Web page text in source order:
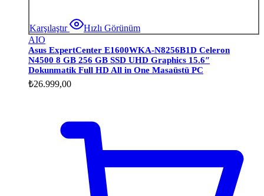
Karşılaştır
Hızlı Görünüm
AIO
Asus ExpertCenter E1600WKA-N8256B1D Celeron
N4500 8 GB 256 GB SSD UHD Graphics 15.6″
Dokunmatik Full HD All in One Masaüstü PC
₺26.999,00